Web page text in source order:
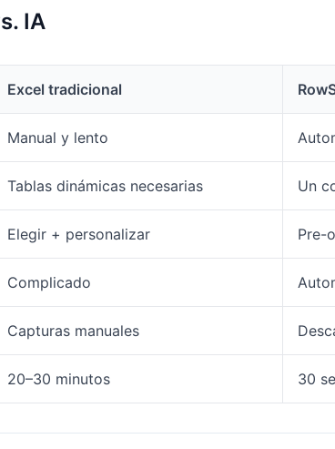
IA
Excel tradicional
Manual y lento
Tablas dinámicas necesarias Un
Elegir + personalizar Pre-
Complicado
Capturas manuales
20–30 minutos 30